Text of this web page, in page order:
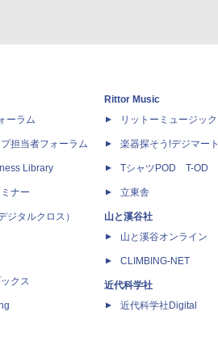
ーラム
担当者フォーラム
Library
ナー
ジタルクロス）
クス
Rittor Music
リットーミュージック
楽器探そう!デジマート
TシャツPOD T-OD
立東舎
山と溪谷社
山と溪谷オンライン
CLIMBING-NET
近代科学社
近代科学社Digital